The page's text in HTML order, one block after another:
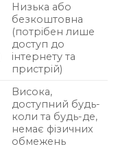
Низька або
безкоштовна
(потрібен лише
доступ до
інтернету та
пристрій)
Висока,
доступний будь-
коли та будь-де,
немає фізичних
обмежень